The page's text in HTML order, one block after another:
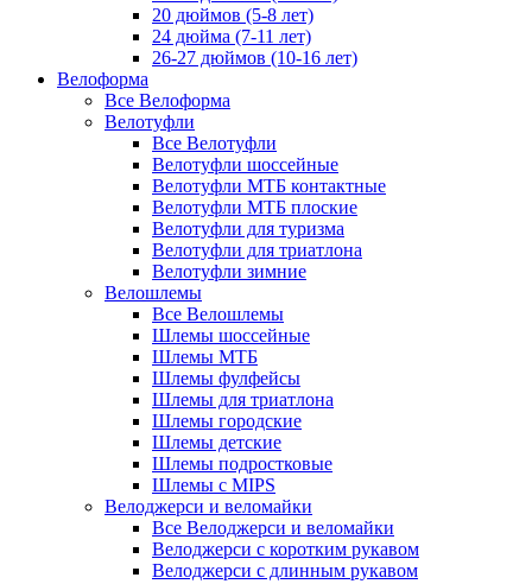
20 дюймов (5-8 лет)
24 дюйма (7-11 лет)
26-27 дюймов (10-16 лет)
Велоформа
Все Велоформа
Велотуфли
Все Велотуфли
Велотуфли шоссейные
Велотуфли МТБ контактные
Велотуфли МТБ плоские
Велотуфли для туризма
Велотуфли для триатлона
Велотуфли зимние
Велошлемы
Все Велошлемы
Шлемы шоссейные
Шлемы МТБ
Шлемы фулфейсы
Шлемы для триатлона
Шлемы городские
Шлемы детские
Шлемы подростковые
Шлемы с MIPS
Велоджерси и веломайки
Все Велоджерси и веломайки
Велоджерси с коротким рукавом
Велоджерси с длинным рукавом